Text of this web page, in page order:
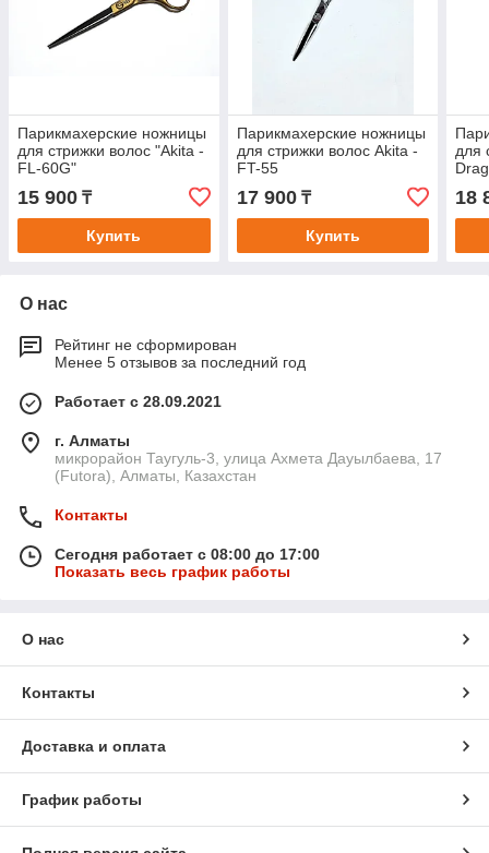
Парикмахерские ножницы
для стрижки волос "Akita -
FL-60G"
15 900 ₸
Купить
Парикмахерские ножницы
для стрижки волос Akita -
FT-55
17 900₸
Купить
для
18
О нас
Рейтинг не сформирован
Менее 5 отзывов за последний год
Работает с 28.09.2021
г. Алматы
микрорайон Таугуль-3, улица Ахмета Дауылбаева, 17
(Futora), Алматы, Казахстан
Контакты
Сегодня работает с 08:00 до 17:00
Показать весь график работы
О нас
Контакты
Доставка и оплата
График работы